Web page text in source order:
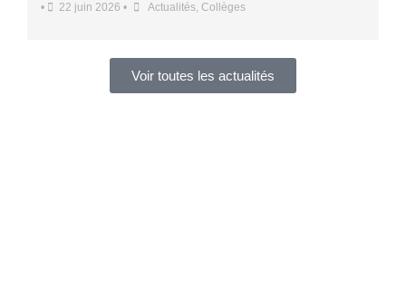
• 22 juin 2026 • Actualités, Collèges
Voir toutes les actualités